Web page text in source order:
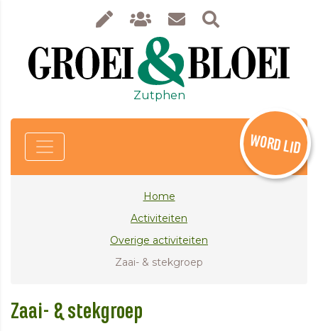
Zutphen
WORD LID
Home
Activiteiten
Overige activiteiten
Zaai- & stekgroep
Zaai- & stekgroep